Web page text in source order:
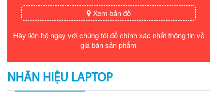
Xem bản đồ
Hãy liên hệ ngay với chúng tôi để chính xác nhất thông tin về
giá bán sản phẩm
NHÃN HIỆU LAPTOP